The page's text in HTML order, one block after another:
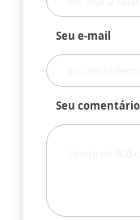
Seu e-mail
Seu comentário